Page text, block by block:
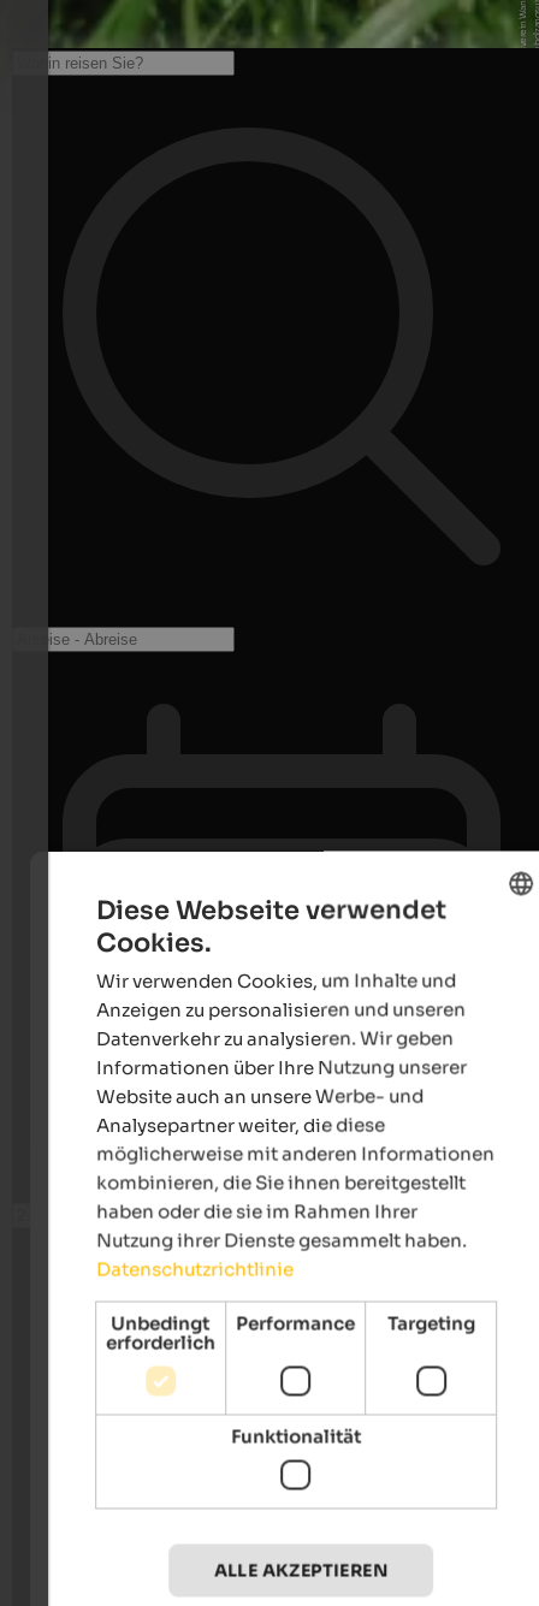
GERMAN
Diese Webseite verwendet
Cookies.
Wir verwenden Cookies, um Inhalte und
Anzeigen zu personalisieren und unseren
Datenverkehr zu analysieren. Wir geben
Informationen über Ihre Nutzung unserer
Website auch an unsere Werbe- und
Analysepartner weiter, die diese
möglicherweise mit anderen Informationen
kombinieren, die Sie ihnen bereitgestellt
haben oder die sie im Rahmen Ihrer
Nutzung ihrer Dienste gesammelt haben.
Datenschutzrichtlinie
Unbedingt
erforderlich
Performance Targeting
Funktionalität
ALLE AKZEPTIEREN